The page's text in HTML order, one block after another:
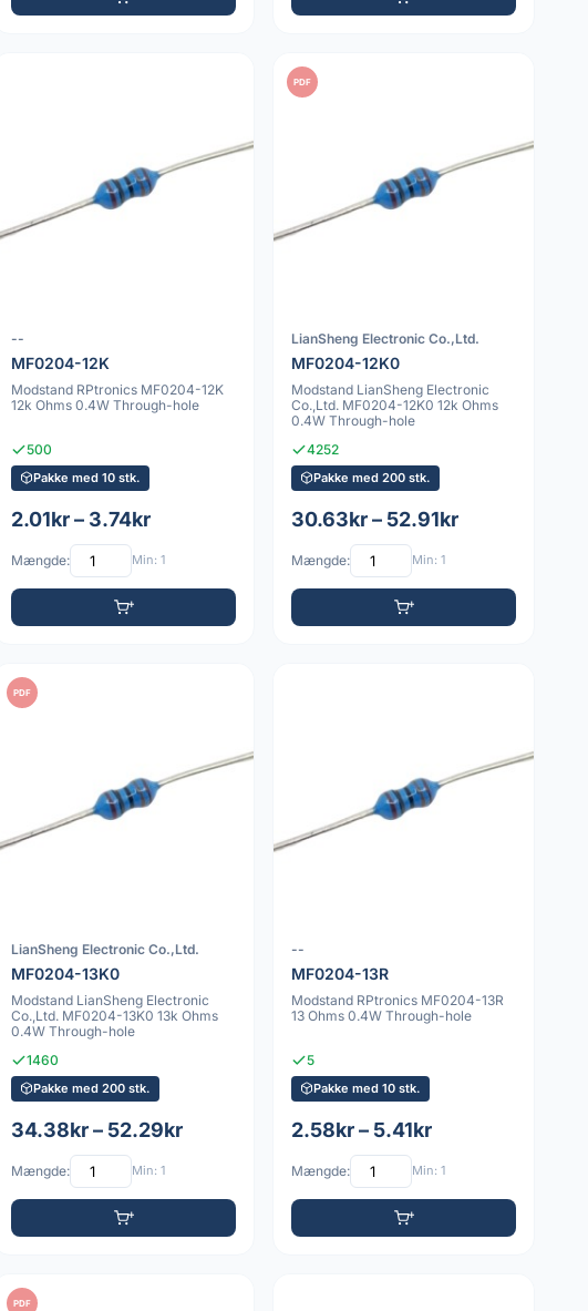
--
MF0204-12K
Modstand RPtronics MF0204-12K
12k Ohms 0.4W Through-hole
500
Pakke med 10 stk.
2.01kr – 3.74kr
Mængde: Min: 1
PDF
LianSheng Electronic Co.,Ltd.
MF0204-12K0
Modstand LianSheng Electronic
Co.,Ltd. MF0204-12K0 12k Ohms
0.4W Through-hole
4252
Pakke med 200 stk.
30.63kr – 52.91kr
Mængde: Min: 1
PDF
LianSheng Electronic Co.,Ltd.
MF0204-13K0
Modstand LianSheng Electronic
Co.,Ltd. MF0204-13K0 13k Ohms
0.4W Through-hole
1460
Pakke med 200 stk.
34.38kr – 52.29kr
Mængde: Min: 1
--
MF0204-13R
Modstand RPtronics MF0204-13R
13 Ohms 0.4W Through-hole
5
Pakke med 10 stk.
2.58kr – 5.41kr
Mængde: Min: 1
PDF